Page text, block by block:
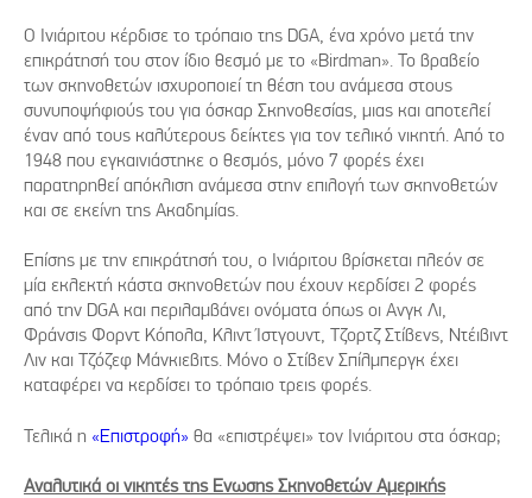
Ο Ινιάριτου κέρδισε το τρόπαιο της DGA, ένα χρόνο μετά την
επικράτησή του στον ίδιο θεσμό με το «Birdman». Το βραβείο
των σκηνοθετών ισχυροποιεί τη θέση του ανάμεσα στους
συνυποψήφιούς του για όσκαρ Σκηνοθεσίας, μιας και αποτελεί
έναν από τους καλύτερους δείκτες για τον τελικό νικητή. Από το
1948 που εγκαινιάστηκε ο θεσμός, μόνο 7 φορές έχει
παρατηρηθεί απόκλιση ανάμεσα στην επιλογή των σκηνοθετών
και σε εκείνη της Ακαδημίας.
Επίσης με την επικράτησή του, ο Ινιάριτου βρίσκεται πλεόν σε
μία εκλεκτή κάστα σκηνοθετών που έχουν κερδίσει 2 φορές
από την DGA και περιλαμβάνει ονόματα όπως οι Ανγκ Λι,
Φράνσις Φορντ Κόπολα, Κλιντ Ίστγουντ, Τζορτζ Στίβενς, Ντέιβιντ
Λιν και Τζόζεφ Μάνκιεβιτς. Μόνο ο Στίβεν Σπίλμπεργκ έχει
καταφέρει να κερδίσει το τρόπαιο τρεις φορές.
Τελικά η «Επιστροφή» θα «επιστρέψει» τον Ινιάριτου στα όσκαρ;
Αναλυτικά οι νικητές της Ενωσης Σκηνοθετών Αμερικής